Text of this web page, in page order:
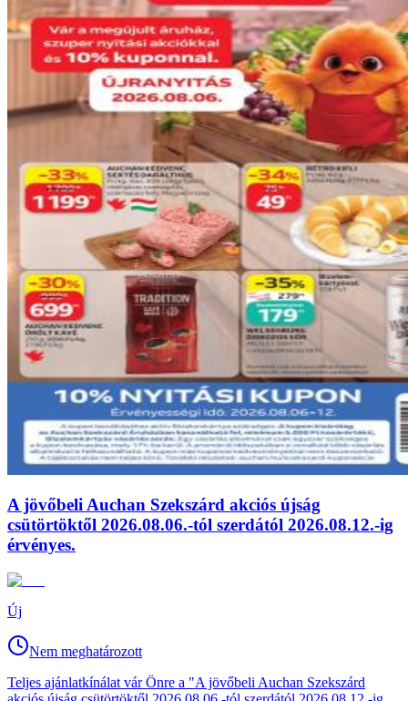
A jövőbeli Auchan Szekszárd akciós újság
csütörtöktől 2026.08.06.-tól szerdától 2026.08.12.-ig
érvényes.
Új
Nem meghatározott
Teljes ajánlatkínálat vár Önre a "A jövőbeli Auchan Szekszárd